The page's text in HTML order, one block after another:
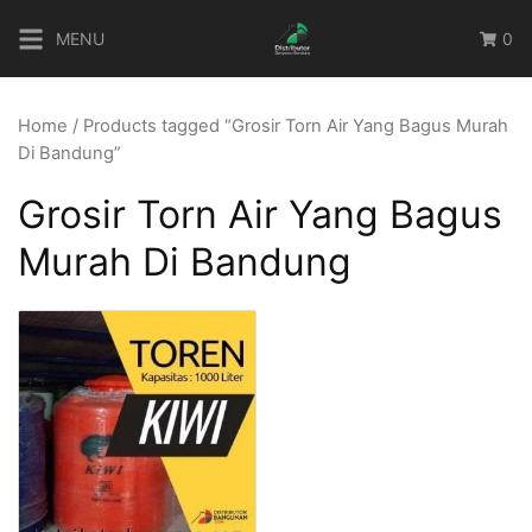
content
MENU 0
Home / Products tagged “Grosir Torn Air Yang Bagus Murah
Di Bandung”
Grosir Torn Air Yang Bagus
Murah Di Bandung